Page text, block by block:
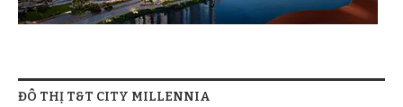
ĐÔ THỊ T&T CITY MILLENNIA